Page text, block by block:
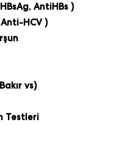
AntiHBs )
HCV )
vs)
Testleri